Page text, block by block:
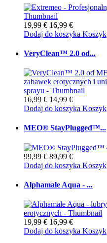
19,99 € 16,99 €
Dodaj do koszyka Koszyk
VeryClean™ 2.0 od...
16,99 € 14,99 €
Dodaj do koszyka Koszyk
MEO® StayPlugged™...
99,99 € 89,99 €
Dodaj do koszyka Koszyk
Alphamale Aqua - ...
19,99 € 16,99 €
Dodaj do koszyka Koszyk